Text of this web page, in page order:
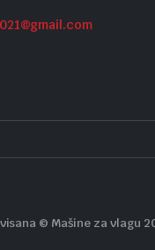
com
© Mašine za vlagu